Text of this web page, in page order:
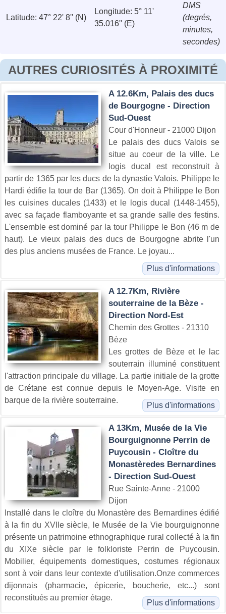
Latitude: 47° 22' 8'' (N)
Longitude: 5° 11'
35.016'' (E)
DMS
(degrés,
minutes,
secondes)
AUTRES CURIOSITÉS À PROXIMITÉ
A 12.6Km, Palais des ducs
de Bourgogne - Direction
Sud-Ouest
Cour d'Honneur - 21000 Dijon
Le palais des ducs Valois se
situe au coeur de la ville. Le
logis ducal est reconstruit à
partir de 1365 par les ducs de la dynastie Valois. Philippe le
Hardi édifie la tour de Bar (1365). On doit à Philippe le Bon
les cuisines ducales (1433) et le logis ducal (1448-1455),
avec sa façade flamboyante et sa grande salle des festins.
L'ensemble est dominé par la tour Philippe le Bon (46 m de
haut). Le vieux palais des ducs de Bourgogne abrite l'un
des plus anciens musées de France. Le joyau...
Plus d'informations
A 12.7Km, Rivière
souterraine de la Bèze -
Direction Nord-Est
Chemin des Grottes - 21310
Bèze
Les grottes de Bèze et le lac
souterrain illuminé constituent
l'attraction principale du village. La partie initiale de la grotte
de Crétane est connue depuis le Moyen-Age. Visite en
barque de la rivière souterraine.
Plus d'informations
A 13Km, Musée de la Vie
Bourguignonne Perrin de
Puycousin - Cloître du
Monastèredes Bernardines
- Direction Sud-Ouest
Rue Sainte-Anne - 21000
Dijon
Installé dans le cloître du Monastère des Bernardines édifié
à la fin du XVIIe siècle, le Musée de la Vie bourguignonne
présente un patrimoine ethnographique rural collecté à la fin
du XIXe siècle par le folkloriste Perrin de Puycousin.
Mobilier, équipements domestiques, costumes régionaux
sont à voir dans leur contexte d'utilisation.Onze commerces
dijonnais (pharmacie, épicerie, boucherie, etc...) sont
reconstitués au premier étage.
Plus d'informations